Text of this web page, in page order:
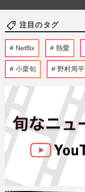
注目のタグ
Netflix 熱愛
小栗旬 野村周平